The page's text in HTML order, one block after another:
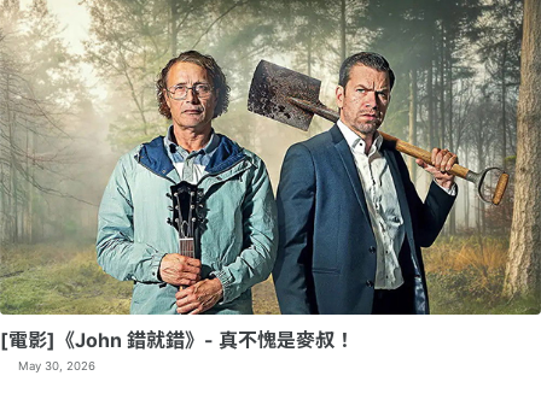
[電影]《John 錯就錯》- 真不愧是麥叔！
May 30, 2026